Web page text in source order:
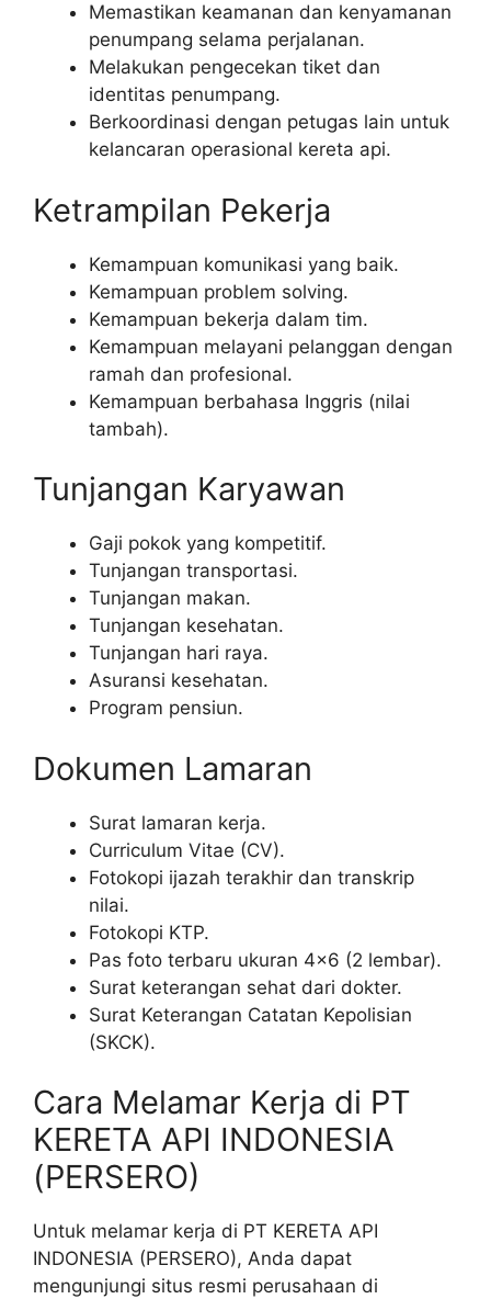
Memastikan keamanan dan kenyamanan
penumpang selama perjalanan.
Melakukan pengecekan tiket dan
identitas penumpang.
Berkoordinasi dengan petugas lain untuk
kelancaran operasional kereta api.
Ketrampilan Pekerja
Kemampuan komunikasi yang baik.
Kemampuan problem solving.
Kemampuan bekerja dalam tim.
Kemampuan melayani pelanggan dengan
ramah dan profesional.
Kemampuan berbahasa Inggris (nilai
tambah).
Tunjangan Karyawan
Gaji pokok yang kompetitif.
Tunjangan transportasi.
Tunjangan makan.
Tunjangan kesehatan.
Tunjangan hari raya.
Asuransi kesehatan.
Program pensiun.
Dokumen Lamaran
Surat lamaran kerja.
Curriculum Vitae (CV).
Fotokopi ijazah terakhir dan transkrip
nilai.
Fotokopi KTP.
Pas foto terbaru ukuran 4×6 (2 lembar).
Surat keterangan sehat dari dokter.
Surat Keterangan Catatan Kepolisian
(SKCK).
Cara Melamar Kerja di PT
KERETA API INDONESIA
(PERSERO)
Untuk melamar kerja di PT KERETA API
INDONESIA (PERSERO), Anda dapat
mengunjungi situs resmi perusahaan di